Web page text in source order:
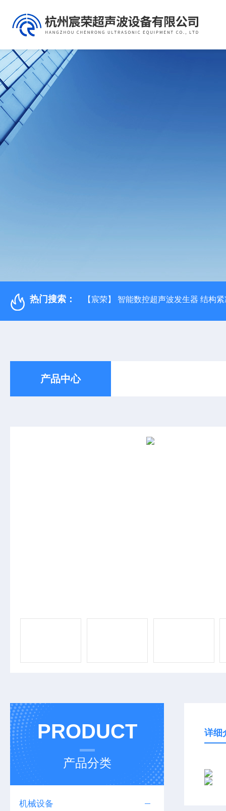
热门搜索： 【宸荣】 智能数控超声波发生器 结构
产品中心
PRODUCT
产品分类
机械设备
详细